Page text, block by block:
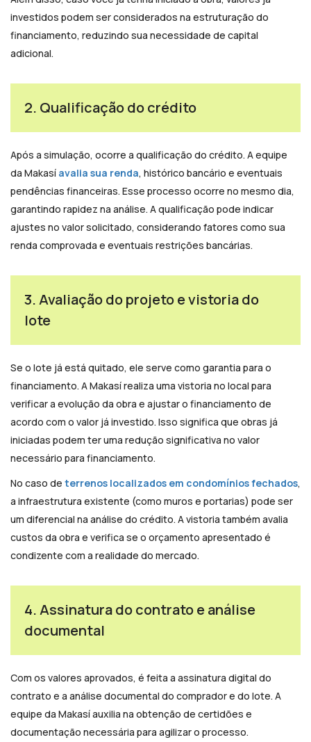
investidos podem ser considerados na estruturação do
financiamento, reduzindo sua necessidade de capital
adicional.
2. Qualificação do crédito
Após a simulação, ocorre a qualificação do crédito. A equipe
da Makasí avalia sua renda, histórico bancário e eventuais
pendências financeiras. Esse processo ocorre no mesmo dia,
garantindo rapidez na análise. A qualificação pode indicar
ajustes no valor solicitado, considerando fatores como sua
renda comprovada e eventuais restrições bancárias.
3. Avaliação do projeto e vistoria do
lote
Se o lote já está quitado, ele serve como garantia para o
financiamento. A Makasí realiza uma vistoria no local para
verificar a evolução da obra e ajustar o financiamento de
acordo com o valor já investido. Isso significa que obras já
iniciadas podem ter uma redução significativa no valor
necessário para financiamento.
No caso de terrenos localizados em condomínios fechados,
a infraestrutura existente (como muros e portarias) pode ser
um diferencial na análise do crédito. A vistoria também avalia
custos da obra e verifica se o orçamento apresentado é
condizente com a realidade do mercado.
4. Assinatura do contrato e análise
documental
Com os valores aprovados, é feita a assinatura digital do
contrato e a análise documental do comprador e do lote. A
equipe da Makasí auxilia na obtenção de certidões e
documentação necessária para agilizar o processo.